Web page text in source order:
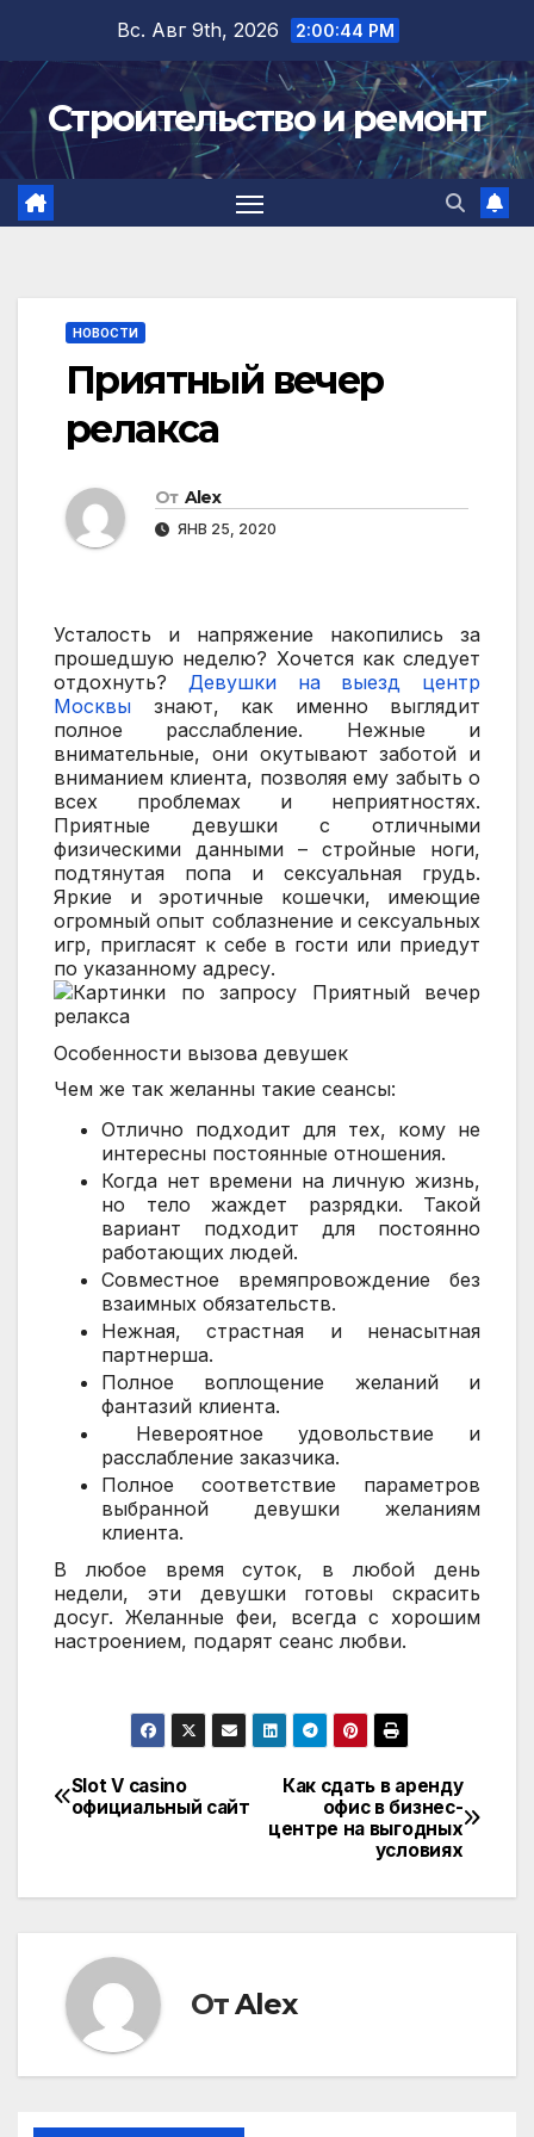
содержимому
Вс. Авг 9th, 2026 2:00:45 PM
Строительство и ремонт
НОВОСТИ
Приятный вечер
релакса
От Alex
ЯНВ 25, 2020
Усталость и напряжение накопились за
прошедшую неделю? Хочется как следует
отдохнуть? Девушки на выезд центр
Москвы знают, как именно выглядит
полное расслабление. Нежные и
внимательные, они окутывают заботой и
вниманием клиента, позволяя ему забыть о
всех проблемах и неприятностях.
Приятные девушки с отличными
физическими данными – стройные ноги,
подтянутая попа и сексуальная грудь.
Яркие и эротичные кошечки, имеющие
огромный опыт соблазнение и сексуальных
игр, пригласят к себе в гости или приедут
по указанному адресу.
Особенности вызова девушек
Чем же так желанны такие сеансы:
Отлично подходит для тех, кому не
интересны постоянные отношения.
Когда нет времени на личную жизнь,
но тело жаждет разрядки. Такой
вариант подходит для постоянно
работающих людей.
Совместное времяпровождение без
взаимных обязательств.
Нежная, страстная и ненасытная
партнерша.
Полное воплощение желаний и
фантазий клиента.
Невероятное удовольствие и
расслабление заказчика.
Полное соответствие параметров
выбранной девушки желаниям
клиента.
В любое время суток, в любой день
недели, эти девушки готовы скрасить
досуг. Желанные феи, всегда с хорошим
настроением, подарят сеанс любви.
Навигация
записям
Как сдать в аренду
офис в бизнес-
центре на выгодных
условиях
Slot V casino
официальный сайт
ОтAlex